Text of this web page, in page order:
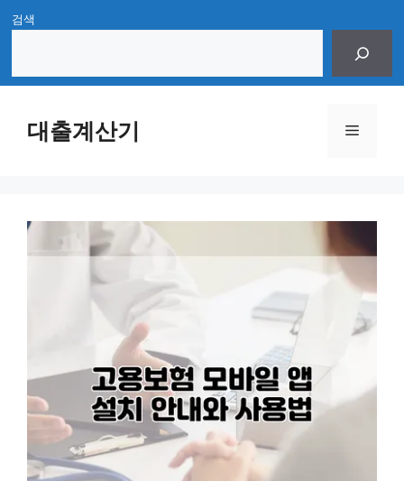
Skip
content
검색
대출계산기 Menu